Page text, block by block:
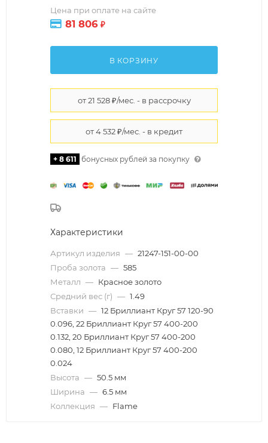
Цена при оплате на сайте
81 806 ₽
В КОРЗИНУ
+ 8 611 бонусных рублей за покупку
Характеристики
Артикул изделия — 21247-151-00-00
Проба золота — 585
Металл — Красное золото
Средний вес (г) — 1.49
Вставки — 12 Бриллиант Круг 57 120-90
0.096, 22 Бриллиант Круг 57 400-200
0.132, 20 Бриллиант Круг 57 400-200
0.080, 12 Бриллиант Круг 57 400-200
0.024
Высота — 50.5 мм
Ширина — 6.5 мм
Коллекция — Flame